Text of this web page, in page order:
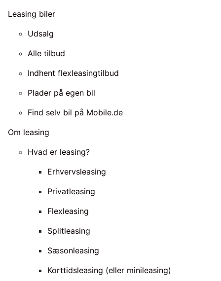
Leasing biler
Udsalg
Alle tilbud
Indhent flexleasingtilbud
Plader på egen bil
Find selv bil på Mobile.de
Om leasing
Hvad er leasing?
Erhvervsleasing
Privatleasing
Flexleasing
Splitleasing
Sæsonleasing
Korttidsleasing (eller minileasing)